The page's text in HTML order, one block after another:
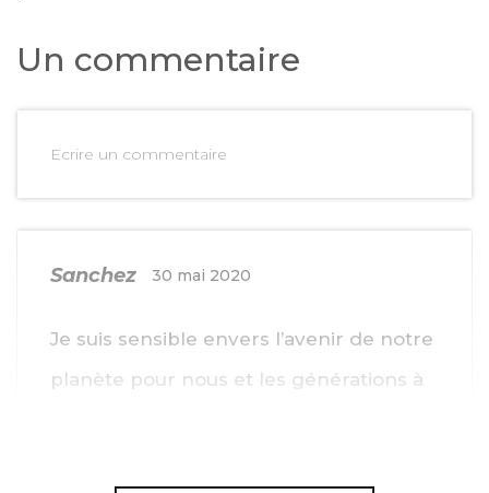
Un commentaire
Ecrire un commentaire
Sanchez 30 mai 2020
Je suis sensible envers l’avenir de notre
planète pour nous et les générations à